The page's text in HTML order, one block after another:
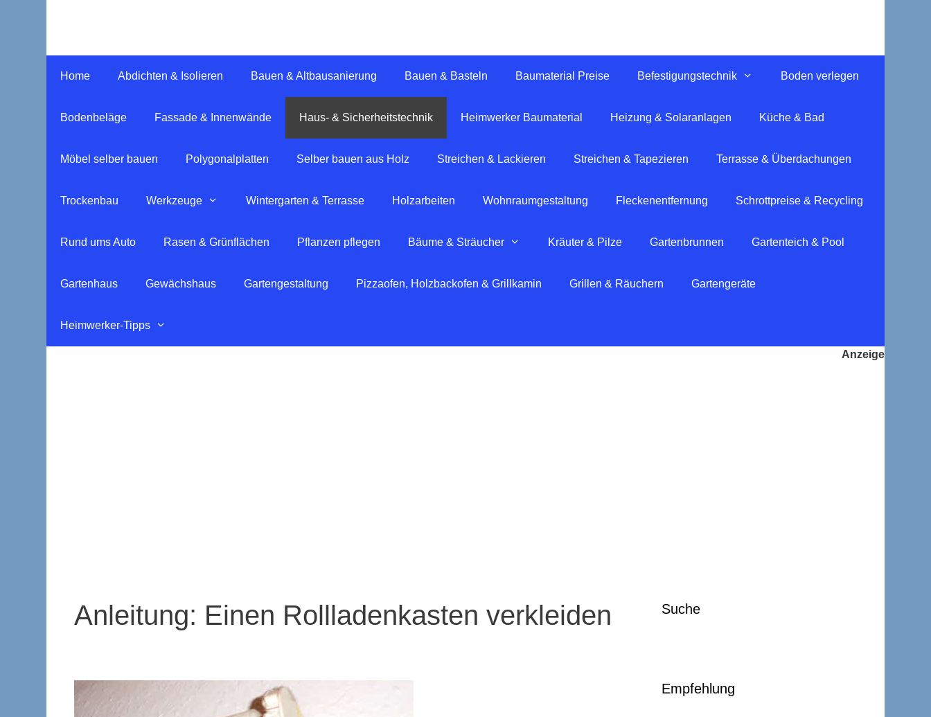
Home Abdichten & Isolieren Bauen & Altbausanierung Bauen & Basteln Baumaterial Preise Befestigungstechnik Boden verlegen
Bodenbeläge Fassade & Innenwände Haus- & Sicherheitstechnik Heimwerker Baumaterial Heizung & Solaranlagen Küche & Bad
Möbel selber bauen Polygonalplatten Selber bauen aus Holz Streichen & Lackieren Streichen & Tapezieren Terrasse & Überdachungen
Trockenbau Werkzeuge Wintergarten & Terrasse Holzarbeiten Wohnraumgestaltung Fleckenentfernung Schrottpreise & Recycling
Rund ums Auto Rasen & Grünflächen Pflanzen pflegen Bäume & Sträucher Kräuter & Pilze Gartenbrunnen Gartenteich & Pool
Gartenhaus Gewächshaus Gartengestaltung Pizzaofen, Holzbackofen & Grillkamin Grillen & Räuchern Gartengeräte
Heimwerker-Tipps
Anleitung: Einen Rollladenkasten verkleiden Suche
Empfehlung